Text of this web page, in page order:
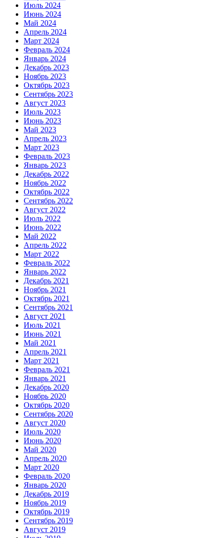
Июль 2024
Июнь 2024
Май 2024
Апрель 2024
Март 2024
Февраль 2024
Январь 2024
Декабрь 2023
Ноябрь 2023
Октябрь 2023
Сентябрь 2023
Август 2023
Июль 2023
Июнь 2023
Май 2023
Апрель 2023
Март 2023
Февраль 2023
Январь 2023
Декабрь 2022
Ноябрь 2022
Октябрь 2022
Сентябрь 2022
Август 2022
Июль 2022
Июнь 2022
Май 2022
Апрель 2022
Март 2022
Февраль 2022
Январь 2022
Декабрь 2021
Ноябрь 2021
Октябрь 2021
Сентябрь 2021
Август 2021
Июль 2021
Июнь 2021
Май 2021
Апрель 2021
Март 2021
Февраль 2021
Январь 2021
Декабрь 2020
Ноябрь 2020
Октябрь 2020
Сентябрь 2020
Август 2020
Июль 2020
Июнь 2020
Май 2020
Апрель 2020
Март 2020
Февраль 2020
Январь 2020
Декабрь 2019
Ноябрь 2019
Октябрь 2019
Сентябрь 2019
Август 2019